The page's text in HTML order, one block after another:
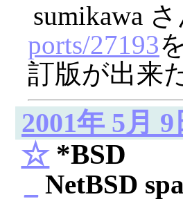
sumikawa
ports/27193
訂版が出来
2001年 5月
☆*BSD
NetBSD